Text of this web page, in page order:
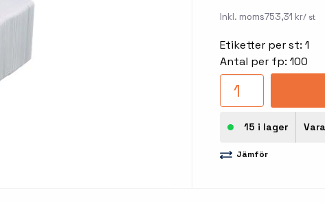
arbetsstationer
Mobile Device Management
Inkl. moms753,31 kr/ st
Etiketter per st: 1
Antal per fp: 100
15 i lager
Jämför